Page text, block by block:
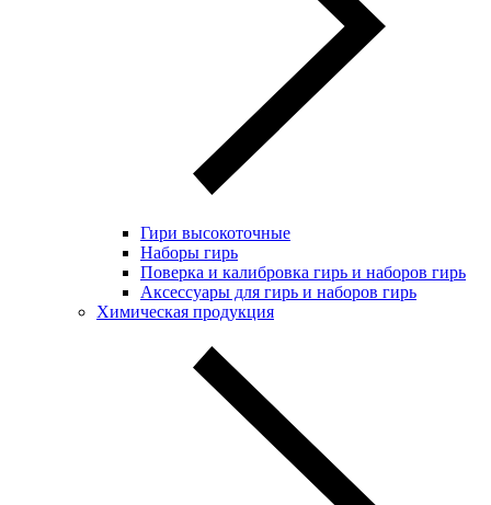
Гири высокоточные
Наборы гирь
Поверка и калибровка гирь и наборов гирь
Аксессуары для гирь и наборов гирь
Химическая продукция